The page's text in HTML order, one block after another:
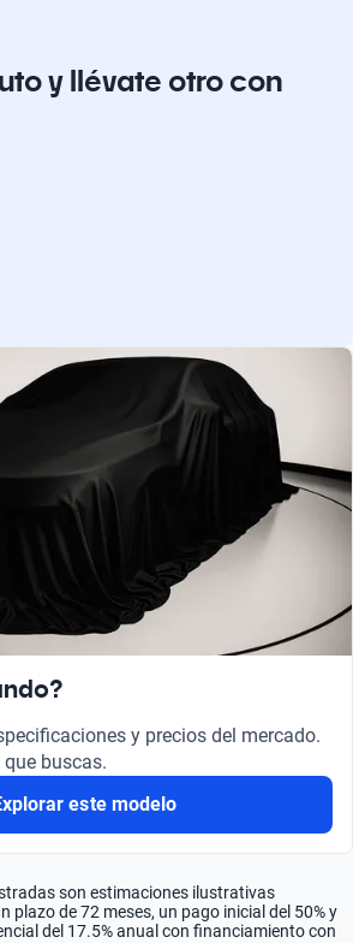
y llévate otro con
y precios del mercado.
buscas.
este modelo
son estimaciones ilustrativas
plazo de 72 meses, un pago inicial del 50% y
del 17.5% anual con financiamiento con